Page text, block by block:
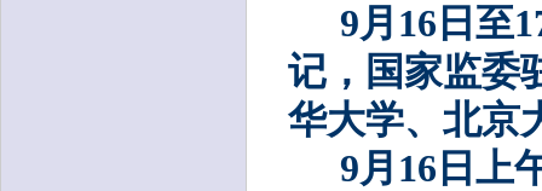
9月16日至
记，国家监委
华大学、北京
9月16日上